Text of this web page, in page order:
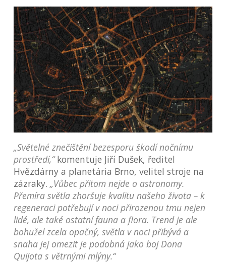
„Světelné znečištění bezesporu škodí nočnímu
prostředí,“komentuje Jiří Dušek, ředitel
Hvězdárny a planetária Brno, velitel stroje na
zázraky. „Vůbec přitom nejde o astronomy.
Přemíra světla zhoršuje kvalitu našeho života – k
regeneraci potřebují v noci přirozenou tmu nejen
lidé, ale také ostatní fauna a flora. Trend je ale
bohužel zcela opačný, světla v noci přibývá a
snaha jej omezit je podobná jako boj Dona
Quijota s větrnými mlýny.“